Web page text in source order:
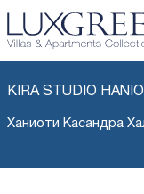
KIRA STUDIO
Ханиоти Касандра